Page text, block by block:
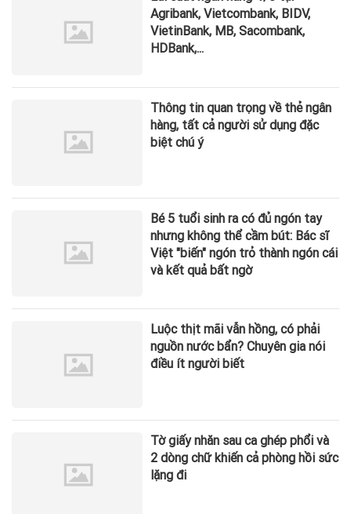
Agribank, Vietcombank, BIDV,
VietinBank, MB, Sacombank,
HDBank,...
Thông tin quan trọng về thẻ ngân
hàng, tất cả người sử dụng đặc
biệt chú ý
Bé 5 tuổi sinh ra có đủ ngón tay
nhưng không thể cầm bút: Bác sĩ
Việt "biến" ngón trỏ thành ngón cái
và kết quả bất ngờ
Luộc thịt mãi vẫn hồng, có phải
nguồn nước bẩn? Chuyên gia nói
điều ít người biết
Tờ giấy nhăn sau ca ghép phổi và
2 dòng chữ khiến cả phòng hồi sức
lặng đi